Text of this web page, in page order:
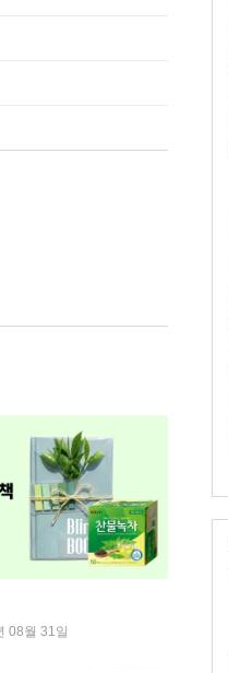
08월 31일